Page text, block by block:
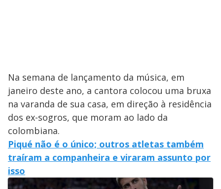
Na semana de lançamento da música, em
janeiro deste ano, a cantora colocou uma bruxa
na varanda de sua casa, em direção à residência
dos ex-sogros, que moram ao lado da
colombiana.
Piqué não é o único; outros atletas também
traíram a companheira e viraram assunto por
isso